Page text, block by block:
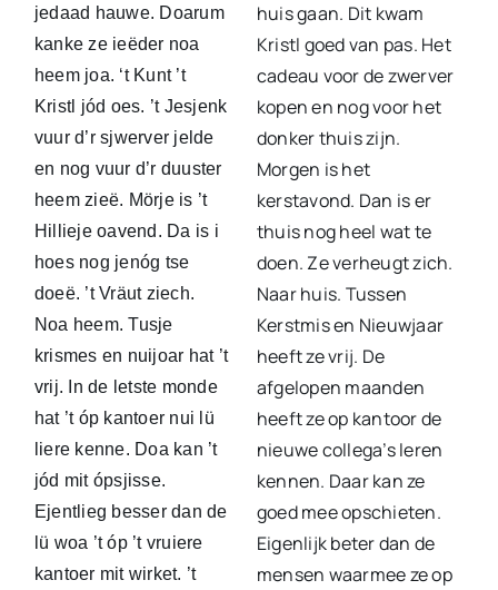
jedaad hauwe. Doarum
kanke ze ieëder noa
heem joa. ‘t Kunt ’t
Kristl jód oes. ’t Jesjenk
vuur d’r sjwerver jelde
en nog vuur d’r duuster
heem zieë. Mörje is ’t
Hillieje oavend. Da is i
hoes nog jenóg tse
doeë. ’t Vräut ziech.
Noa heem. Tusje
krismes en nuijoar hat ’t
vrij. In de letste monde
hat ’t óp kantoer nui lü
liere kenne. Doa kan ’t
jód mit ópsjisse.
Ejentlieg besser dan de
lü woa ’t óp ’t vruiere
kantoer mit wirket. ’t
huis gaan. Dit kwam
Kristl goed van pas. Het
cadeau voor de zwerver
kopen en nog voor het
donker thuis zijn.
Morgen is het
kerstavond. Dan is er
thuis nog heel wat te
doen. Ze verheugt zich.
Naar huis. Tussen
Kerstmis en Nieuwjaar
heeft ze vrij. De
afgelopen maanden
heeft ze op kantoor de
nieuwe collega’s leren
kennen. Daar kan ze
goed mee opschieten.
Eigenlijk beter dan de
mensen waarmee ze op